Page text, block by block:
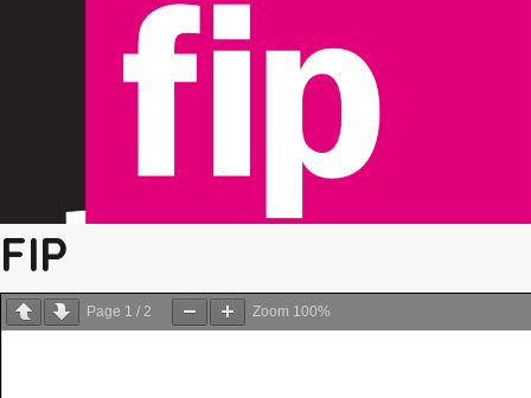
FIP
Page 1 / 2 Zoom 100%